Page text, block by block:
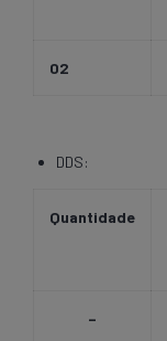
02
DDS:
Quantidade
–